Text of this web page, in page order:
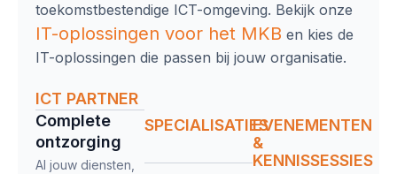
toekomstbestendige ICT-omgeving. Bekijk onze
IT-oplossingen voor het MKB en kies de
IT-oplossingen die passen bij jouw organisatie.
ICT PARTNER
Complete
ontzorging​
Al jouw diensten,
SPECIALISATIESEVENEMENTEN
&
KENNISSESSIES